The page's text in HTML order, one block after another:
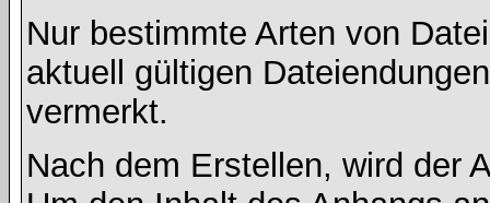
Nur bestimmte Arten von
aktuell gültigen
vermerkt.
Nach dem Erstellen, wird der